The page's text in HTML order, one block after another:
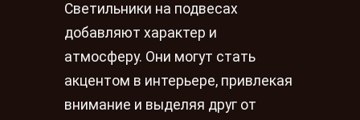
Светильники на подвесах
добавляют характер и
атмосферу. Они могут стать
акцентом в интерьере, привлекая
внимание и выделяя друг от